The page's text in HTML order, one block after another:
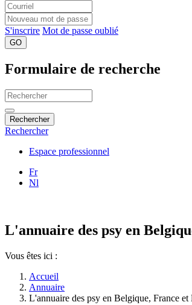
S'inscrire Mot de passe oublié
GO
Formulaire de recherche
Rechercher
Rechercher
Espace professionnel
Fr
Nl
L'annuaire des psy en
Vous êtes ici :
Accueil
Annuaire
L'annuaire des psy en Belgique, France